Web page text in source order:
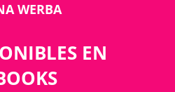
WERBA
EN